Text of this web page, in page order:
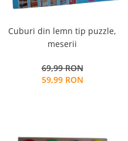
Cuburi din lemn tip puzzle,
meserii
69,99 RON
59,99 RON